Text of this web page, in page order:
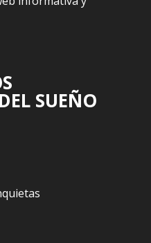
SUEÑO